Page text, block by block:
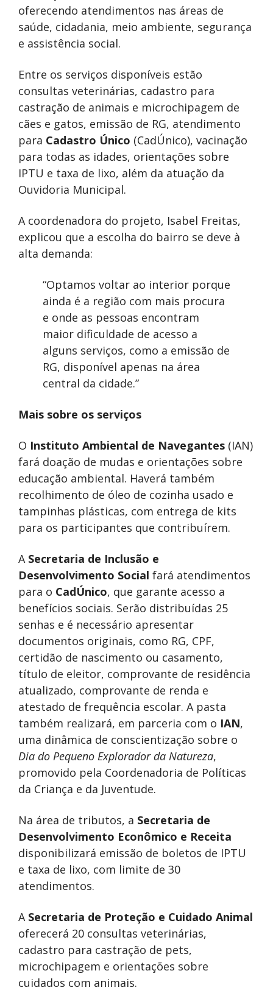
oferecendo atendimentos nas áreas de
saúde, cidadania, meio ambiente, segurança
e assistência social.
Entre os serviços disponíveis estão
consultas veterinárias, cadastro para
castração de animais e microchipagem de
cães e gatos, emissão de RG, atendimento
para Cadastro Único (CadÚnico), vacinação
para todas as idades, orientações sobre
IPTU e taxa de lixo, além da atuação da
Ouvidoria Municipal.
A coordenadora do projeto, Isabel Freitas,
explicou que a escolha do bairro se deve à
alta demanda:
“Optamos voltar ao interior porque
ainda é a região com mais procura
e onde as pessoas encontram
maior dificuldade de acesso a
alguns serviços, como a emissão de
RG, disponível apenas na área
central da cidade.”
Mais sobre os serviços
O Instituto Ambiental de Navegantes (IAN)
fará doação de mudas e orientações sobre
educação ambiental. Haverá também
recolhimento de óleo de cozinha usado e
tampinhas plásticas, com entrega de kits
para os participantes que contribuírem.
A Secretaria de Inclusão e
Desenvolvimento Social fará atendimentos
para o CadÚnico, que garante acesso a
benefícios sociais. Serão distribuídas 25
senhas e é necessário apresentar
documentos originais, como RG, CPF,
certidão de nascimento ou casamento,
título de eleitor, comprovante de residência
atualizado, comprovante de renda e
atestado de frequência escolar. A pasta
também realizará, em parceria com o IAN,
uma dinâmica de conscientização sobre o
Dia do Pequeno Explorador da Natureza,
promovido pela Coordenadoria de Políticas
da Criança e da Juventude.
Na área de tributos, a Secretaria de
Desenvolvimento Econômico e Receita
disponibilizará emissão de boletos de IPTU
e taxa de lixo, com limite de 30
atendimentos.
A Secretaria de Proteção e Cuidado Animal
oferecerá 20 consultas veterinárias,
cadastro para castração de pets,
microchipagem e orientações sobre
cuidados com animais.